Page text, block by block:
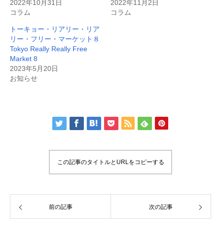
2022年10月31日
コラム
2022年11月2日
コラム
トーキョー・リアリー・リア
リー・フリー・マーケット８
Tokyo Really Really Free
Market 8
2023年5月20日
お知らせ
この記事のタイトルとURLをコピーする
前の記事 次の記事